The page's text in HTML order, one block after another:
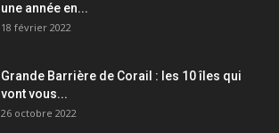
une année en...
18 février 2022
Grande Barrière de Corail : les 10 îles qui
vont vous...
26 octobre 2022